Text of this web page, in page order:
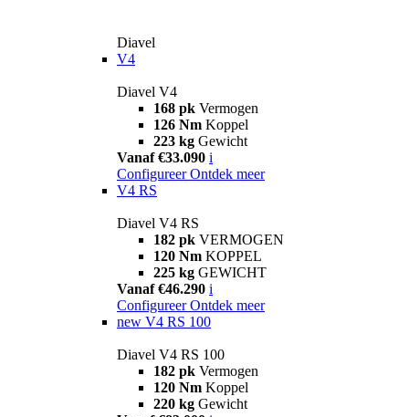
Diavel
V4
Diavel V4
168 pk Vermogen
126 Nm Koppel
223 kg Gewicht
Vanaf €33.090 i
Configureer Ontdek meer
V4 RS
Diavel V4 RS
182 pk VERMOGEN
120 Nm KOPPEL
225 kg GEWICHT
Vanaf €46.290 i
Configureer Ontdek meer
new V4 RS 100
Diavel V4 RS 100
182 pk Vermogen
120 Nm Koppel
220 kg Gewicht